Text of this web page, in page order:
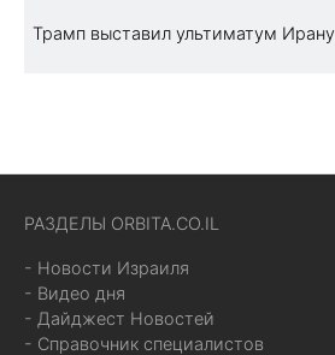
Трамп выставил ультиматум Ирану
РАЗДЕЛЫ ORBITA.CO.IL
- Новости Израиля
- Видео дня
- Дайджест Новостей
- Справочник специалистов